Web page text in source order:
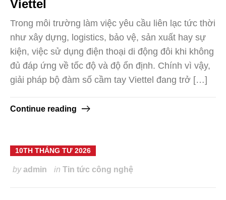
Viettel
Trong môi trường làm việc yêu cầu liên lạc tức thời
như xây dựng, logistics, bảo vệ, sản xuất hay sự
kiện, việc sử dụng điện thoại di động đôi khi không
đủ đáp ứng về tốc độ và độ ổn định. Chính vì vậy,
giải pháp bộ đàm số cầm tay Viettel đang trở […]
Continue reading
10TH THÁNG TƯ 2026
byadmin in Tin tức công nghệ